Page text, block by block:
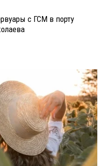
с ГСМ в порту